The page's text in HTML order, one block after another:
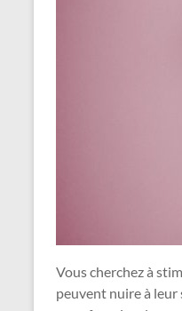
Vous cherchez à
peuvent nuire à leur